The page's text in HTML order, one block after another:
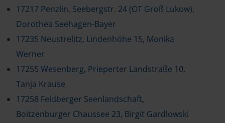
17217 Penzlin, Seebergstr. 24 (OT Groß Lukow),
Dorothea Seehagen-Bayer
17235 Neustrelitz, Lindenhöhe 15, Monika
Werner
17255 Wesenberg, Prieperter Landstraße 10,
Tanja Krause
17258 Feldberger Seenlandschaft,
Boitzenburger Chaussee 23, Birgit Gardlowski